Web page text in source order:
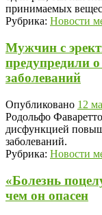
принимаемых
Рубрика: Новости
Мужчин с
предупредили
заболеваний
Опубликовано 12
Родольфо
дисфункцией
заболеваний.
Рубрика: Новости
«Болезнь
чем он опасен